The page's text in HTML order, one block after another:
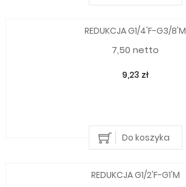
REDUKCJA G1/4'F-G3/8'M
7,50 netto
9,23 zł
Do koszyka
REDUKCJA G1/2'F-G1'M